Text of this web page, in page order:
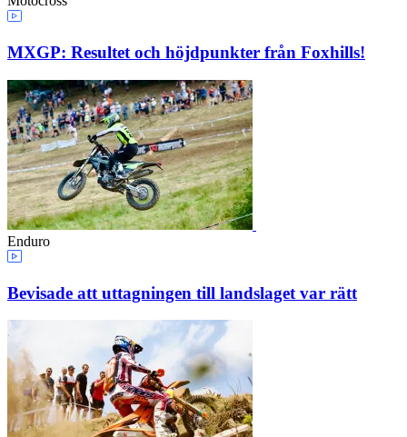
MXGP: Resultet och höjdpunkter från Foxhills!
Enduro
Bevisade att uttagningen till landslaget var rätt